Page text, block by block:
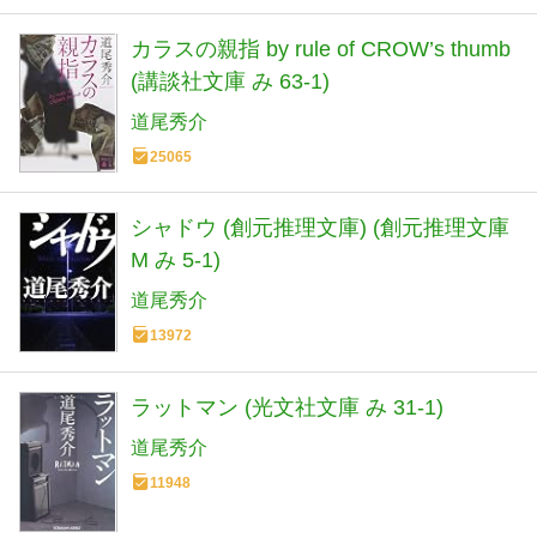
カラスの親指 by rule of CROW’s thumb
(講談社文庫 み 63-1)
道尾秀介
25065
シャドウ (創元推理文庫) (創元推理文庫
M み 5-1)
道尾秀介
13972
ラットマン (光文社文庫 み 31-1)
道尾秀介
11948